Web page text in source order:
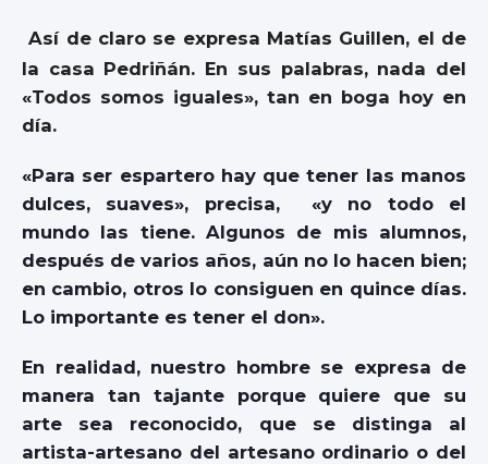
Así de claro se expresa Matías Guillen, el de
la casa Pedriñán. En sus palabras, nada del
«Todos somos iguales», tan en boga hoy en
día.
«Para ser espartero hay que tener las manos
dulces, suaves», precisa, «y no todo el
mundo las tiene. Algunos de mis alumnos,
después de varios años, aún no lo hacen bien;
en cambio, otros lo consiguen en quince días.
Lo importante es tener el don».
En realidad, nuestro hombre se expresa de
manera tan tajante porque quiere que su
arte sea reconocido, que se distinga al
artista-artesano del artesano ordinario o del